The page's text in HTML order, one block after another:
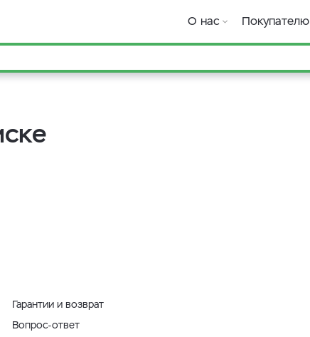
О нас Покупателю
Гарантии и возврат
Вопрос-ответ